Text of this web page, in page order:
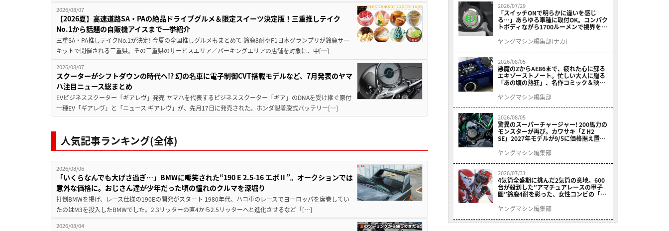
2026/08/07
【2026夏】高速道路SA・PAの絶品ドライブグルメ＆限定スイーツ決定版！三重推しテイク
No.1から話題の自販機アイスまで一挙紹介
三重SA・PA推しテイクNo.1が決定! 今夏の全国推しグルメもまとめて 鈴鹿8耐やF1日本グランプリが鈴鹿サー
キットで開催される三重県。その三重県のサービスエリア／パーキングエリアの店舗を対象に、中[…]
2026/08/07
スクーターがシフトダウンの時代へ!? 幻の名車に電子制御CVT搭載モデルなど、7月発表のヤマ
ハ注目ニュース総まとめ
EVビジネススクーター「ギアレヴ」発売 ヤマハを代表するビジネススクーター「ギア」のDNAを受け継ぐ原付
一種EV「ギアレヴ」と「ニュース ギアレヴ」が、先月17日に発売された。ホンダ製着脱式バッテリー[…]
人気記事ランキング(全体)
2026/08/06
「いくらなんでも大げさ過ぎ…」BMWに嘲笑された“190 E 2.5-16 エボⅡ”。オークションでは
意外な価格に。おじさん達が少年だった頃の憧れのクルマを深堀り
打倒BMWを掲げ、レース仕様の190Eの開発がスタート 1980年代、ハコ車のレースでヨーロッパを席巻してい
たのはM3を投入したBMWでした。2.3リッターの直4から2.5リッターへと進化させるなど「[…]
2026/08/04
2026/07/29
「スイッチONで明らかに違いを感じ
る…」あらゆる車種に取付OK。コンパク
トボディながら1700ルーメンで視界を確
ニット プレシャスレイ スモール］
ヤングマシン編集部(ナカ)
2026/08/05
悪魔のZからAE86まで、疲れた心に蘇る
エキゾーストノート。忙しい大人に贈る
「あの頃の熱狂」、名作コミック＆映画
結！
ヤングマシン編集部
2026/08/05
驚異のスーパーチャージャー! 200馬力の
モンスターが再び。カワサキ「Z H2
SE」2027年モデルが9/5に価格据え置き
ヤングマシン編集部
2026/07/31
4気筒全盛期に挑んだ2気筒の意地。600
台が殺到した”アマチュアレースの甲子
園”鈴鹿4耐を彩った、女性コンビの「ス
ヤングマシン編集部